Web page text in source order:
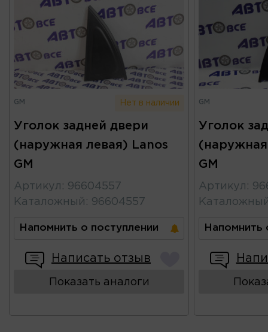
GM Нет в наличии
Уголок задней двери
(наружная левая) Lanos
GM
Артикул : 96604557
Каталожный : 96604557
Напомнить о поступлении
Написать отзыв
Показать аналоги
GM
Уголок
GM
Артикул :
Напомнить